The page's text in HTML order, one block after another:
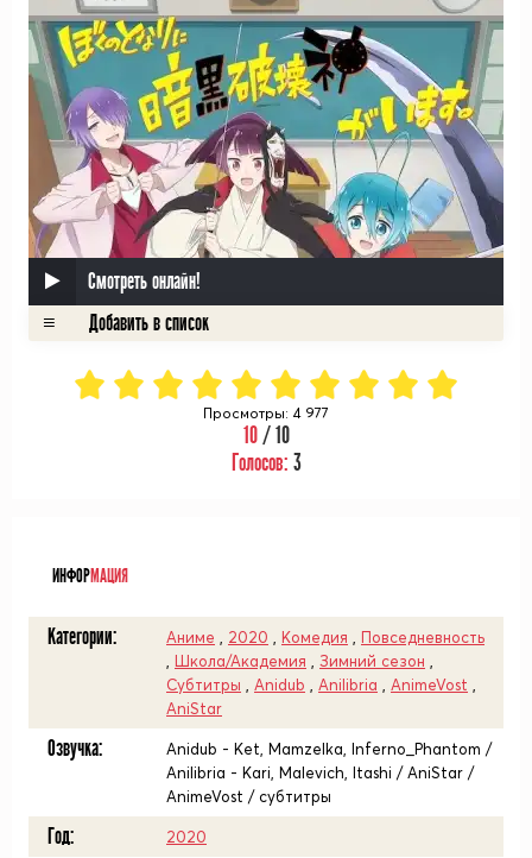
Смотреть онлайн!
Просмотры: 4 977
10/ 10
Голосов: 3
ИНФОРМАЦИЯ
Категории: Аниме 2020 Комедия
Повседневность
Школа/Академия Зимний сезон
Субтитры
Anidub Anilibria AnimeVost
AniStar
Озвучка:
Anidub - Ket, Mamzelka, Inferno_Phantom /
Anilibria - Kari, Malevich, Itashi / AniStar /
AnimeVost / субтитры
Год: 2020